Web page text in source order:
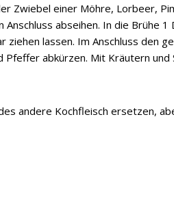
Zwiebel einer Möhre, Lorbeer,
Anschluss abseihen. In die Brühe
lassen. Im Anschluss den
Pfeffer abkürzen. Mit Kräutern und
andere Kochfleisch ersetzen,